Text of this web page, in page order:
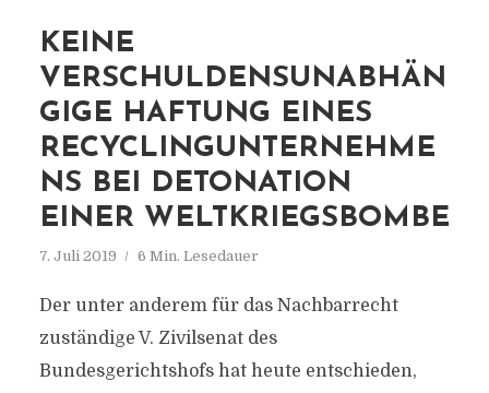
KEINE
VERSCHULDENSUNABHÄN
GIGE HAFTUNG EINES
RECYCLINGUNTERNEHME
NS BEI DETONATION
EINER WELTKRIEGSBOMBE
7. Juli 2019 6 Min. Lesedauer
Der unter anderem für das Nachbarrecht
zuständige V. Zivilsenat des
Bundesgerichtshofs hat heute entschieden,